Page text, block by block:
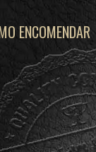
ENCOMENDAR